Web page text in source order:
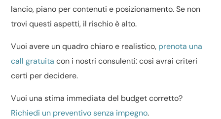
lancio, piano per contenuti e posizionamento. Se non
trovi questi aspetti, il rischio è alto.
Vuoi avere un quadro chiaro e realistico, prenota una
call gratuita con i nostri consulenti: così avrai criteri
certi per decidere.
Vuoi una stima immediata del budget corretto?
Richiedi un preventivo senza impegno.